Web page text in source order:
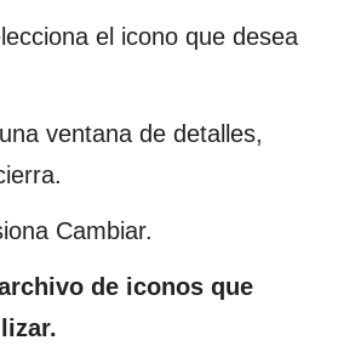
el icono que desea
ventana de detalles,
Cambiar.
de iconos que